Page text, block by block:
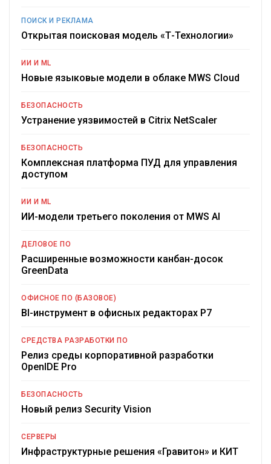
ПОИСК И РЕКЛАМА
Открытая поисковая модель «Т-Технологии»
ИИ И ML
Новые языковые модели в облаке MWS Cloud
БЕЗОПАСНОСТЬ
Устранение уязвимостей в Citrix NetScaler
БЕЗОПАСНОСТЬ
Комплексная платформа ПУД для управления
доступом
ИИ И ML
ИИ-модели третьего поколения от MWS AI
ДЕЛОВОЕ ПО
Расширенные возможности канбан-досок
GreenData
ОФИСНОЕ ПО (БАЗОВОЕ)
BI-инструмент в офисных редакторах Р7
СРЕДСТВА РАЗРАБОТКИ ПО
Релиз среды корпоративной разработки
OpenIDE Pro
БЕЗОПАСНОСТЬ
Новый релиз Security Vision
СЕРВЕРЫ
Инфраструктурные решения «Гравитон» и КИТ